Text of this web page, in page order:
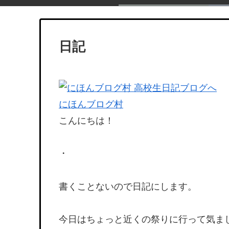
日記
にほんブログ村
こんにちは！
・
書くことないので日記にします。
今日はちょっと近くの祭りに行って気ま